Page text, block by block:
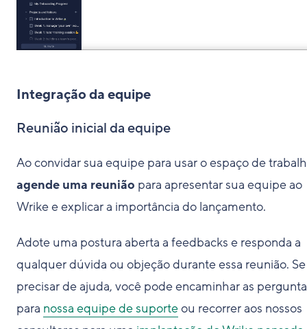
Integração da equipe
Reunião inicial da equipe
Ao convidar sua equipe para usar o espaço de
agende uma reunião para apresentar sua equipe ao
Wrike e explicar a importância do lançamento.
Adote uma postura aberta a feedbacks e responda a
qualquer dúvida ou objeção durante essa reunião. Se
precisar de ajuda, você pode encaminhar as
para nossa equipe de suporteou recorrer aos nossos